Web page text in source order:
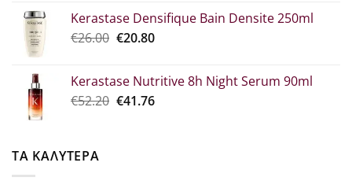
was:
€52.30.
τιμή
είναι:
Kerastase Densifique Bain Densite 250ml
€26.00 Original
€26.00.
€20.80Η
είναι:
€20.80.
Kerastase Nutritive 8h Night Serum 90ml
€52.20 Original
€41.76Η
ΤΑ ΚΑΛΥΤΕΡΑ